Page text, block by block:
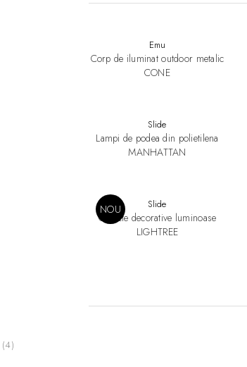
(4)
Emu
Corp de iluminat outdoor metalic
CONE
Slide
Lampi de podea din polietilena
MANHATTAN
NOU Slide
Oblecte decorative luminoase
LIGHTREE